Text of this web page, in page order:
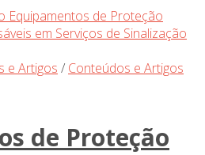
e Artigos / Conteúdos e Artigos
de Proteção